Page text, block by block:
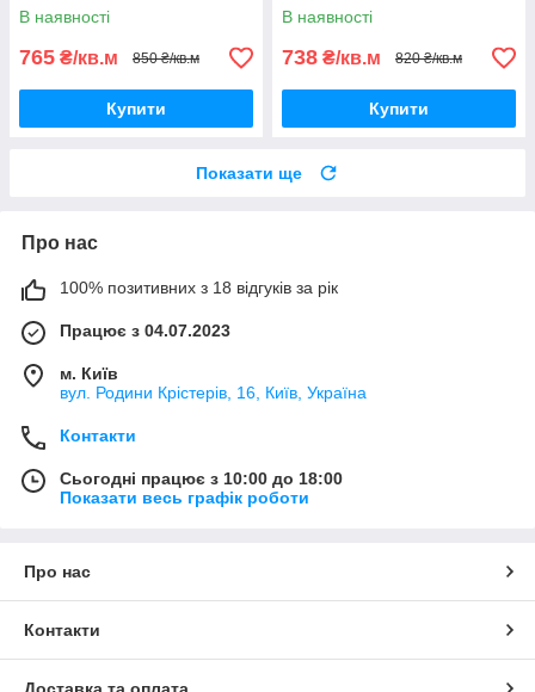
В наявності
765 ₴/кв.м 850 ₴/кв.м
Купити
В наявності
738 ₴/кв.м 820 ₴/кв.м
Купити
Показати ще
Про нас
100% позитивних з 18 відгуків за рік
Працює з 04.07.2023
м. Київ
вул. Родини Крістерів, 16, Київ, Україна
Контакти
Сьогодні працює з 10:00 до 18:00
Показати весь графік роботи
Про нас
Контакти